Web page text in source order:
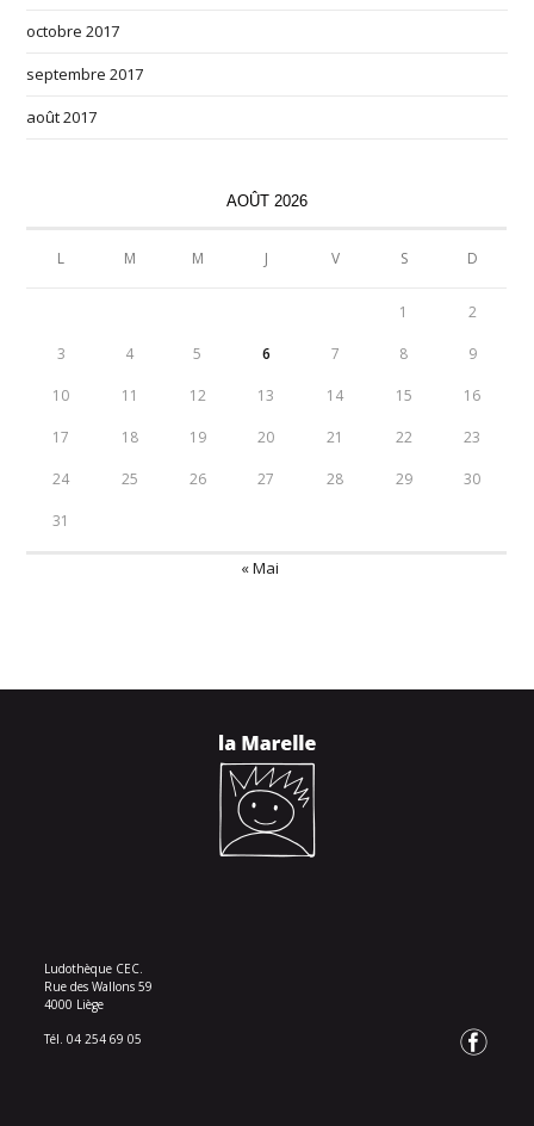
octobre 2017
septembre 2017
août 2017
AOÛT 2026
L M M J V S D
1 2
3 4 5 6 7 8 9
10 11 12 13 14 15 16
17 18 19 20 21 22 23
24 25 26 27 28 29 30
31
« Mai
Ludothèque CEC.
Rue des Wallons 59
4000 Liège
Tél. 04 254 69 05